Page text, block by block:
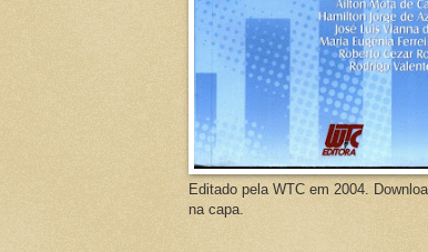
Editado pela WTC em 2004.
na capa.